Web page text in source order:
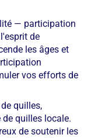
— participation
de
les âges et
vos efforts de
quilles,
quilles locale.
de soutenir les